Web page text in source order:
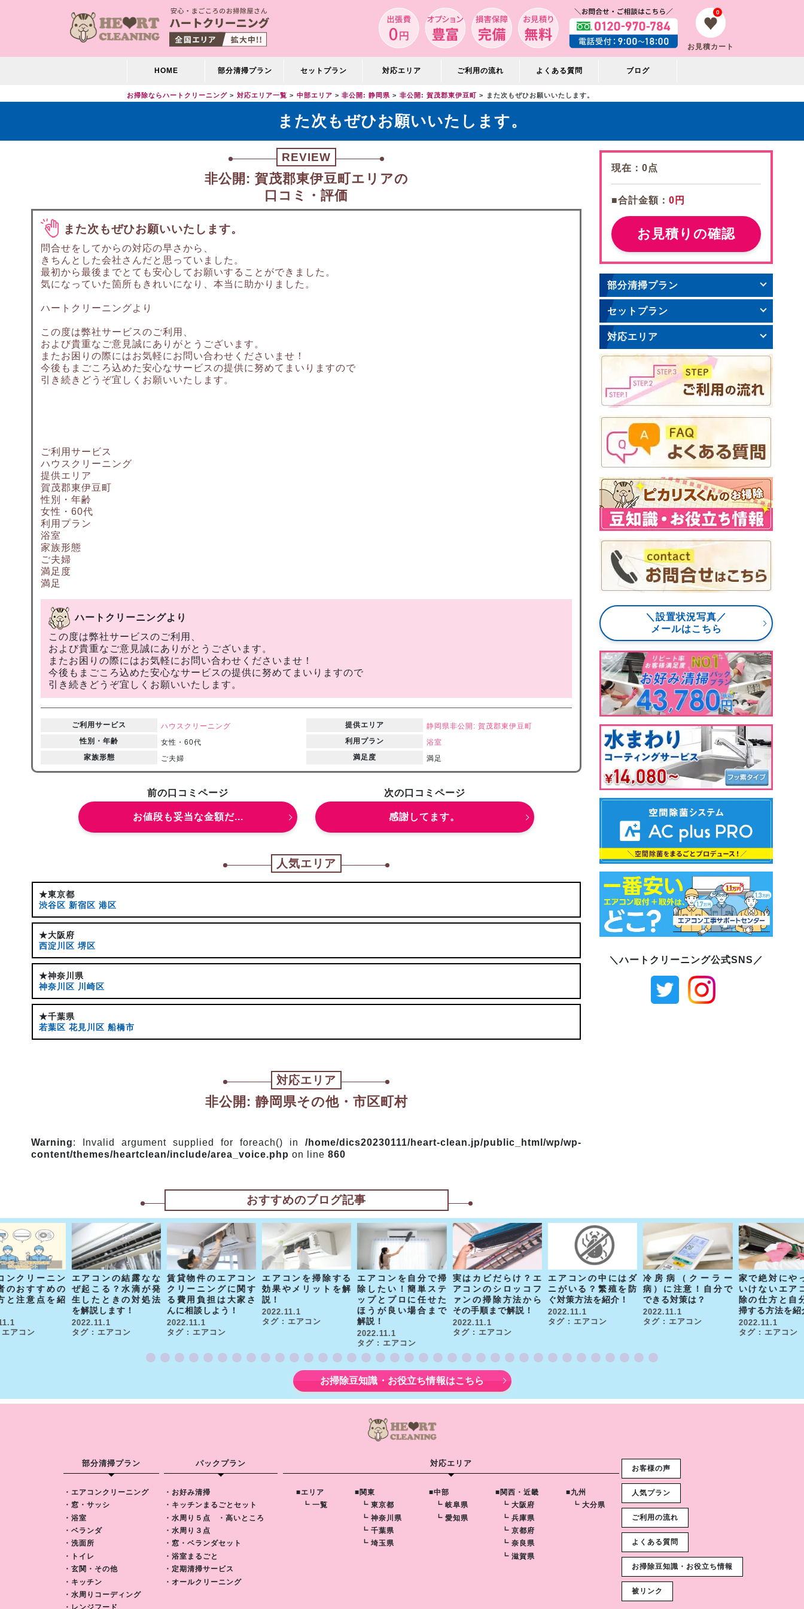
0
お見積カート
HOME 部分清掃プラン セットプラン 対応エリア ご利用の流れ よくある質問 ブログ
お掃除ならハートクリーニング 対応エリア一覧 中部エリア 非公開: 静岡県 非公開: 賀茂郡東伊豆町 また次もぜひお願いいたします。
また次もぜひお願いいたします。
REVIEW
非公開: 賀茂郡東伊豆町エリアの
口コミ・評価
また次もぜひお願いいたします。
問合せをしてからの対応の早さから、
きちんとした会社さんだと思っていました。
最初から最後までとても安心してお願いすることができました。
気になっていた箇所もきれいになり、本当に助かりました。
ハートクリーニングより
この度は弊社サービスのご利用、
および貴重なご意見誠にありがとうございます。
またお困りの際にはお気軽にお問い合わせくださいませ！
今後もまごころ込めた安心なサービスの提供に努めてまいりますので
引き続きどうぞ宜しくお願いいたします。
ご利用サービス
ハウスクリーニング
提供エリア
賀茂郡東伊豆町
性別・年齢
女性・60代
利用プラン
浴室
家族形態
ご夫婦
満足度
満足
ハートクリーニングより
この度は弊社サービスのご利用、
および貴重なご意見誠にありがとうございます。
またお困りの際にはお気軽にお問い合わせくださいませ！
今後もまごころ込めた安心なサービスの提供に努めてまいりますので
引き続きどうぞ宜しくお願いいたします。
ご利用サービス ハウスクリーニング 提供エリア 静岡県非公開: 賀茂郡東伊豆町
性別・年齢
女性・60代 利用プラン
浴室
家族形態
ご夫婦 満足度 満足
前の口コミページ
お値段も妥当な金額だ...
次の口コミページ
感謝してます。
人気エリア
★東京都
渋谷区 新宿区 港区
★大阪府
西淀川区 堺区
★神奈川県
神奈川区 川崎区
★千葉県
若葉区 花見川区 船橋市
対応エリア
非公開: 静岡県その他・市区町村
Warning: Invalid argument supplied for foreach() in /home/dics20230111/heart-clean.jp/public_html/wp/wp-
content/themes/heartclean/include/area_voice.php on line 860
おすすめのブログ記事
現在： 0点
■合計金額： 0円
お見積りの確認
部分清掃プラン
セットプラン
対応エリア
＼設置状況写真／
メールはこちら
＼ハートクリーニング公式SNS／
ンクリーニン
のおすすめの
と注意点を紹
アコン
エアコンの結露なな
ぜ起こる？水滴が発
生したときの対処法
を解説します！
2022.11.1
タグ : エアコン
賃貸物件のエアコン
クリーニングに関す
る費用負担は大家さ
んに相談しよう！
2022.11.1
タグ : エアコン
エアコンを掃除する
効果やメリットを解
説！
2022.11.1
タグ : エアコン
エアコンを自分で掃
除したい！簡単ステ
ップとプロに任せた
ほうが良い場合まで
解説！
2022.11.1
タグ : エアコン
実はカビだらけ？エ
アコンのシロッコフ
ァンの掃除方法から
その手順まで解説！
2022.11.1
タグ : エアコン
エアコンの中にはダ
ニがいる？繁殖を防
ぐ対策方法を紹介！
2022.11.1
タグ : エアコン
冷房病（クーラー
病）に注意！自分で
できる対策は？
2022.11.1
タグ : エアコン
家で絶対にや
いけないエア
除の仕方と自
掃する方法を紹
2022.11.1
タグ : エアコン
お掃除豆知識・お役立ち情報はこちら
部分清掃プラン
・エアコンクリーニング
・窓・サッシ
・浴室
・ベランダ
・洗面所
・トイレ
・玄関・その他
・キッチン
・水周りコーディング
パックプラン
・お好み清掃
・キッチンまるごとセット
・水周り５点
・高いところ
・水周り３点
・窓・ベランダセット
・浴室まるごと
・定期清掃サービス
・オールクリーニング
対応エリア
■エリア
┗ 一覧
■関東
┗ 東京都
┗ 神奈川県
┗ 千葉県
┗ 埼玉県
■中部
┗ 岐阜県
┗ 愛知県
■関西・近畿
┗ 大阪府
┗ 兵庫県
┗ 京都府
┗ 奈良県
┗ 滋賀県
■九州
┗ 大分県
お客様の声
人気プラン
ご利用の流れ
よくある質問
お掃除豆知識・お役立ち情報
被リンク